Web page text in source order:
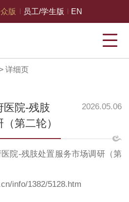
版 员工/学生版 EN
详细页
医院-残肢
第二轮）
2026.05.06
院-残肢处置服务市场调研（第
info/1382/5128.htm